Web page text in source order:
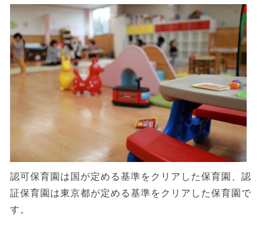
認可保育園は国が定める基準をクリアした保育園、認
証保育園は東京都が定める基準をクリアした保育園で
す。